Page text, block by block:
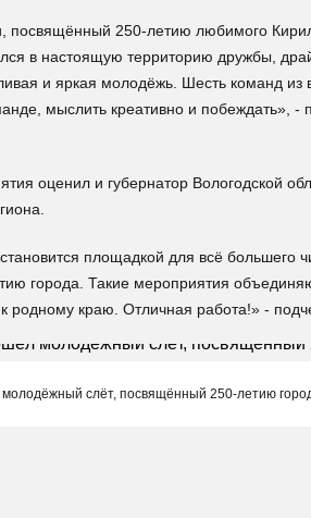
250-летию любимого
в настоящую территорию дружбы,
и яркая молодёжь. Шесть команд из
мыслить креативно и побеждать», -
оценил и губернатор Вологодской
площадкой для всё
города. Такие мероприятия
родному краю. Отличная работа!» -
слёт, посвящённый 250-летию